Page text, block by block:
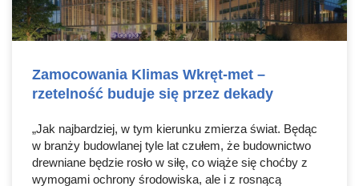
Zamocowania Klimas Wkręt-met –
rzetelność buduje się przez dekady
„Jak najbardziej, w tym kierunku zmierza świat. Będąc
w branży budowlanej tyle lat czułem, że budownictwo
drewniane będzie rosło w siłę, co wiąże się choćby z
wymogami ochrony środowiska, ale i z rosnącą